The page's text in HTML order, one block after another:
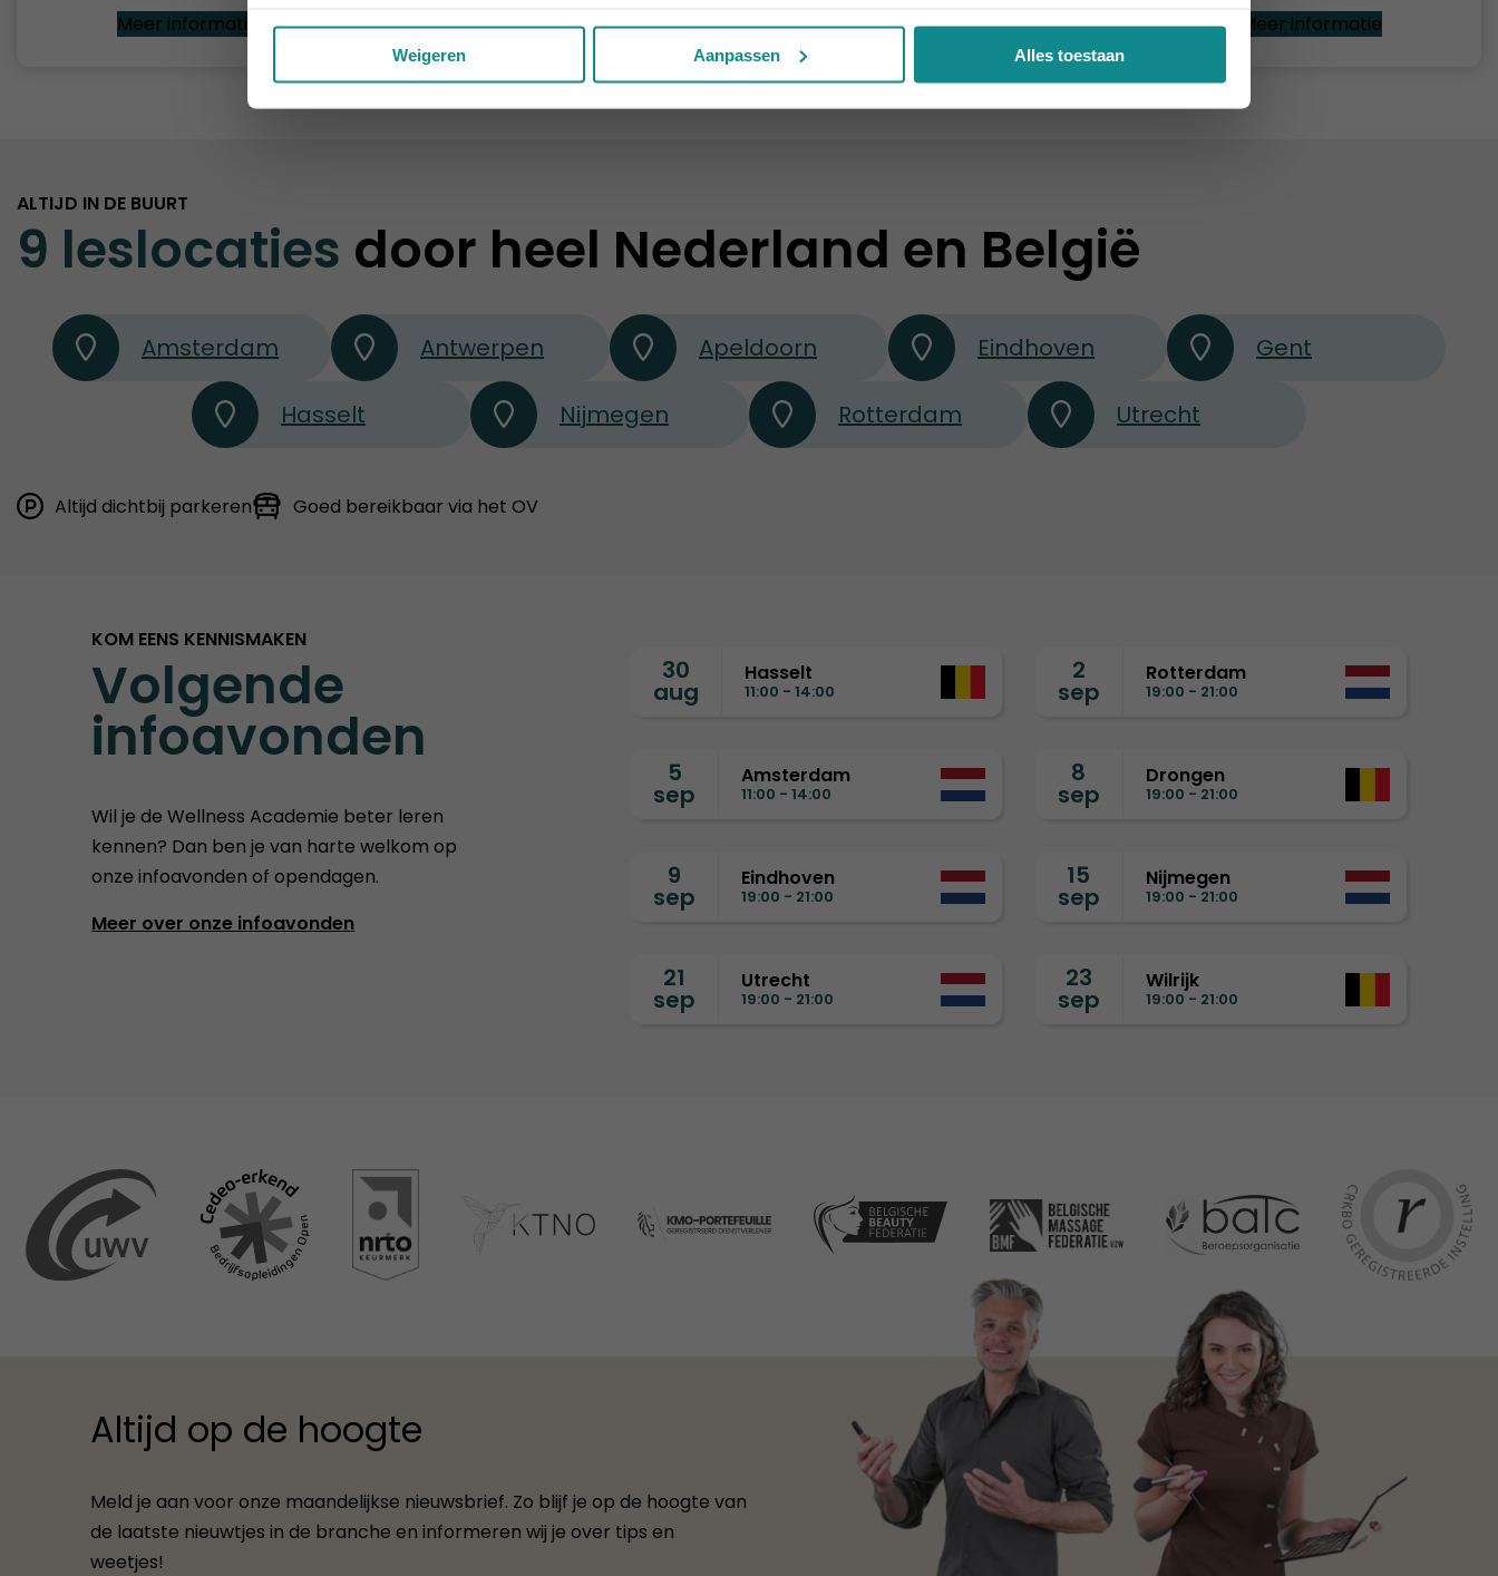
Weigeren Aanpassen Alles toestaan
Meer informatie Meer informatie Meer informatie
Meer informatie
ALTIJD IN DE BUURT
9 leslocaties door heel Nederland en België
Amsterdam Antwerpen Apeldoorn Eindhoven Gent
Hasselt Nijmegen Rotterdam Utrecht
Altijd dichtbij parkeren Goed bereikbaar via het OV
KOM EENS KENNISMAKEN
Volgende
infoavonden
Wil je de Wellness Academie beter leren
kennen? Dan ben je van harte welkom op
onze infoavonden of opendagen.
Meer over onze infoavonden
30
aug
Hasselt
11:00 - 14:00
2
sep
Rotterdam
19:00 - 21:00
5
sep
Amsterdam
11:00 - 14:00
8
sep
Drongen
19:00 - 21:00
9
sep
Eindhoven
19:00 - 21:00
15
sep
Nijmegen
19:00 - 21:00
21
sep
Utrecht
19:00 - 21:00
23
sep
Wilrijk
19:00 - 21:00
Altijd op de hoogte
Meld je aan voor onze maandelijkse nieuwsbrief. Zo blijf je op de hoogte van
de laatste nieuwtjes in de branche en informeren wij je over tips en
weetjes!